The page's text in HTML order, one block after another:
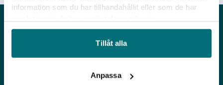
information som du har tillhandahållit eller som de har
Tillåt alla
Anpassa